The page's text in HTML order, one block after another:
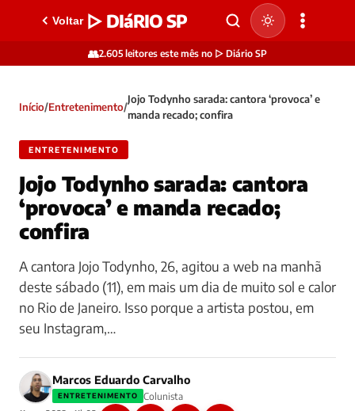
Voltar ▷ DIáRIO SP
👥2.605 leitores este mês no ▷ Diário SP
Início/Entretenimento/
Jojo Todynho sarada: cantora ‘provoca’ e
manda recado; confira
ENTRETENIMENTO
Jojo Todynho sarada: cantora
‘provoca’ e manda recado;
confira
A cantora Jojo Todynho, 26, agitou a web na manhã
deste sábado (11), em mais um dia de muito sol e calor
no Rio de Janeiro. Isso porque a artista postou, em
seu Instagram,…
Marcos Eduardo Carvalho
ENTRETENIMENTO
Colunista